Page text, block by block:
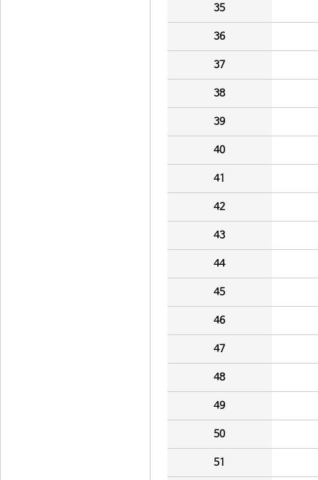
35
36
37
38
39
40
41
42
43
44
45
46
47
48
49
50
51